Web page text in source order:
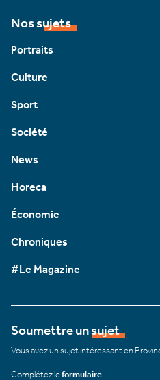
Nos sujets
Portraits
Culture
Sport
Société
News
Horeca
Économie
Chroniques
#Le Magazine
Soumettre un sujet
Vous avez un sujet intéressant en
Complétez leformulaire